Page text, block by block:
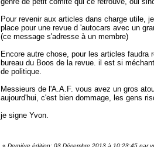
Pour revenir aux articles dans charge utile,
place pour une revue d 'autocars avec un
(ce message s'adresse à un membre)
Encore autre chose, pour les articles
bureau du Boos de la revue. il est si
de politique.
Messieurs de l'A.A.F. vous avez un gros
aujourd'hui, c'est bien dommage, les gens
je signe Yvon.
« Dernière édition: 03 Décembre 2013 à 10:23:45 par